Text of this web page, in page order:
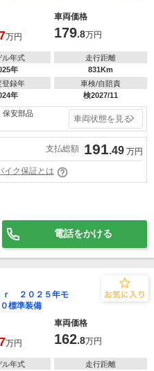
車両価格
万円 179.8万円
ル年式
年
走行距離
831Km
登録年
年
車検/自賠責
検2027/11
保安部品
車両状態を見る
支払総額 191.49 万円
イク保証とは
電話をかける
ｒ ２０２５年モ
標準装備
車両価格
万円 162.8万円
ル年式
走行距離